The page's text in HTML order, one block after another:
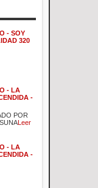
- SOY
320
- LA
-
POR
Leer
- LA
-